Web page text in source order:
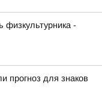
физкультурника -
прогноз для знаков